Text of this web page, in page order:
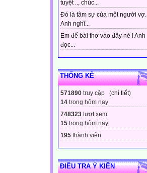
tuyệt .., chúc...
Đó là tâm sự của một người vợ.
Anh nghĩ...
Em để bài thơ vào đây nè ! Anh
đọc...
THỐNG KÊ
571890 truy cập (chi tiết)
14 trong hôm nay
748323 lượt xem
15 trong hôm nay
195 thành viên
ĐIỀU TRA Ý KIẾN